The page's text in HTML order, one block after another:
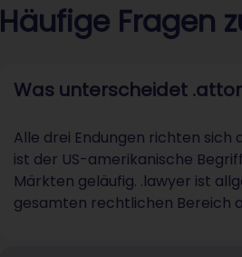
Häufige Fragen
Was unterscheidet
Alle drei Endungen richten
ist der US-amerikanische
Märkten geläufig. .lawyer ist
gesamten rechtlichen Bereich